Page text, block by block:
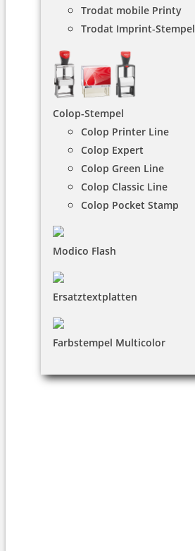
Trodat mobile Printy
Trodat Imprint-Stempel
Colop-Stempel
Colop Printer Line
Colop Expert
Colop Green Line
Colop Classic Line
Colop Pocket Stamp
Modico Flash
Ersatztextplatten
Farbstempel Multicolor